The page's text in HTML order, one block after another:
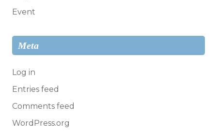
Event
Meta
Log in
Entries feed
Comments feed
WordPress.org